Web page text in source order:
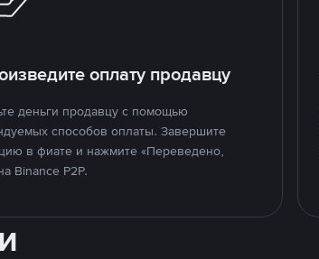
оплату продавцу
деньги продавцу с помощью
способов оплаты. Завершите
в фиате и нажмите «Переведено,
Binance P2P.